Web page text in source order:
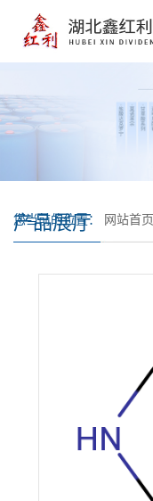
产品展厅
您当前的位置： 网站首页